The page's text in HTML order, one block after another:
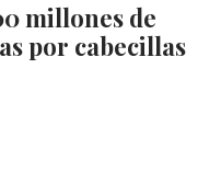
millones de
por cabecillas